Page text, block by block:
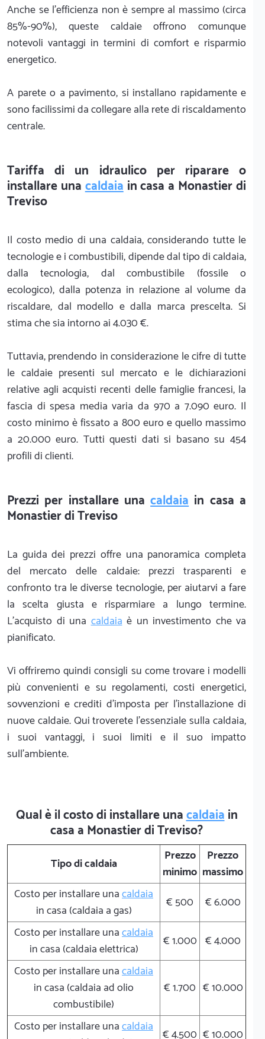
Anche se l'efficienza non è sempre al massimo (circa
85%-90%), queste caldaie offrono comunque
notevoli vantaggi in termini di comfort e risparmio
energetico.
A parete o a pavimento, si installano rapidamente e
sono facilissimi da collegare alla rete di riscaldamento
centrale.
Tariffa di un idraulico per riparare o
installare unacaldaiain casa a Monastier di
Treviso
Il costo medio di una caldaia, considerando tutte le
tecnologie e i combustibili, dipende dal tipo di caldaia,
dalla tecnologia, dal combustibile (fossile o
ecologico), dalla potenza in relazione al volume da
riscaldare, dal modello e dalla marca prescelta. Si
stima che sia intorno ai 4.030 €.
Tuttavia, prendendo in considerazione le cifre di tutte
le caldaie presenti sul mercato e le dichiarazioni
relative agli acquisti recenti delle famiglie francesi, la
fascia di spesa media varia da 970 a 7.090 euro. Il
costo minimo è fissato a 800 euro e quello massimo
a 20.000 euro. Tutti questi dati si basano su 454
profili di clienti.
Prezzi per installare unacaldaiain casa a
Monastier di Treviso
La guida dei prezzi offre una panoramica completa
del mercato delle caldaie: prezzi trasparenti e
confronto tra le diverse tecnologie, per aiutarvi a fare
la scelta giusta e risparmiare a lungo termine.
L'acquisto di unacaldaiaè un investimento che va
pianificato.
Vi offriremo quindi consigli su come trovare i modelli
più convenienti e su regolamenti, costi energetici,
sovvenzioni e crediti d'imposta per l'installazione di
nuove caldaie. Qui troverete l'essenziale sulla caldaia,
i suoi vantaggi, i suoi limiti e il suo impatto
sull'ambiente.
Qual è il costo di installare unacaldaiain
casa a Monastier di Treviso?
Tipo di caldaia
Prezzo
minimo
Prezzo
massimo
Costo per installare unacaldaia
in casa (caldaia a gas)
€ 500
€ 6.000
Costo per installare unacaldaia
in casa (caldaia elettrica)
€ 1.000 € 4.000
Costo per installare unacaldaia
in casa (caldaia ad olio
combustibile)
€ 1.700 € 10.000
Costo per installare unacaldaia € 4.500 € 10.000